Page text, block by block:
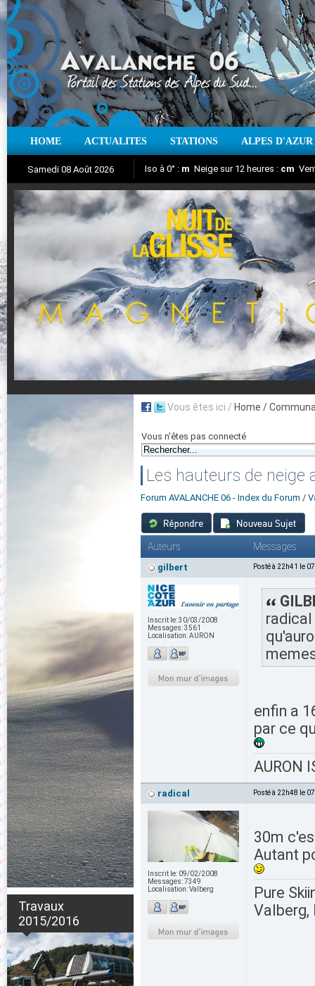
HOME ACTUALITES STATIONS ALPES D'AZUR
Samedi 08 Août 2026
Aujourd'hui : T° Min : °C T° Max :°C
Iso à 0° : m Neige sur 12 heures : cm
Suivez en direct l'actualité des stations
Nuit de la Glisse 2018
Travaux
2015/2016
Vous êtes ici / Home /
Vous n'êtes pas connecté
Les hauteurs de neige
Forum AVALANCHE 06 - Index du Forum /
Auteurs Messages
gilbert Posté à 22h41 le
Inscrit le:30/03/2008
Messages:3561
Localisation:AURON
radical
enfin a
par ce
AURON
radical Posté à 22h48 le
Inscrit le: 09/02/2008
Messages:7349
Localisation:Valberg
30m
Autant
Pure
Valberg,